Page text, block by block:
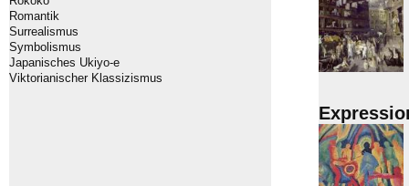
Romantik
Surrealismus
Symbolismus
Japanisches Ukiyo-e
Viktorianischer Klassizismus